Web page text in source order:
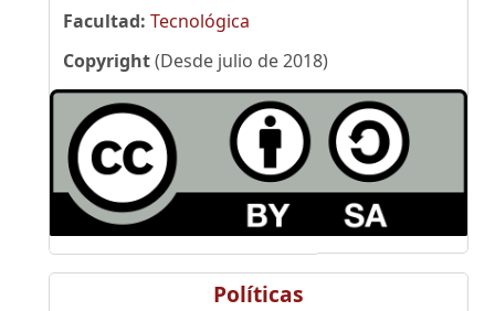
Facultad: Tecnológica
Copyright(Desde julio de 2018)
Políticas